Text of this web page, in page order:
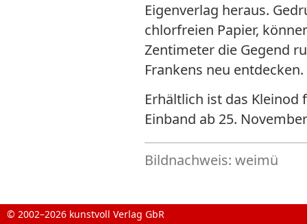
Eigenverlag heraus.
chlorfreien Papier,
Zentimeter die Gegend
Frankens neu entdecken.
Erhältlich ist das Kleinod
Einband ab 25.
Bildnachweis: weimü
© 2002–2026 kunstvoll Verlag GbR